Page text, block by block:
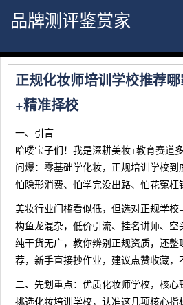
品牌测评鉴赏家
正规化妆师培训学校推荐
+精准择校
一、引言
哈喽宝子们！我是深耕美妆+教育赛道
问爆：零基础学化妆，正规培训学校到
怕隐形消费、怕学完没出路、怕花冤
美妆行业门槛看似低，但选对正规学
构鱼龙混杂，低价引流、挂名讲师、
纯干货无广，教你辨别正规资质，还
荐，新手直接抄作业，建议点赞收藏，
二、先划重点：优质化妆师学校，核心
挑选化妆培训学校，认准这几项核心